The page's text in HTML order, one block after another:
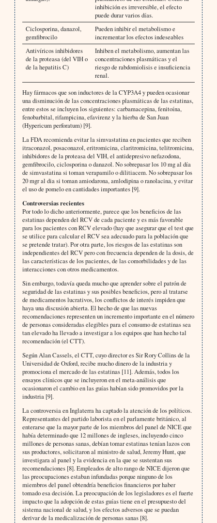
inhibición es irreversible, el efecto
puede durar varios días.
Ciclosporina, danazol,
gemfibrocilo
Pueden inhibir el metabolismo e
incrementar los efectos indeseables
Antivíricos inhibidores
de la proteasa (del VIH o
de la hepatitis C)
Inhiben el metabolismo, aumentan las
concentraciones plasmáticas y el
riesgo de rabdomiolisis e insuficiencia
renal.
Hay fármacos que son inductores de la CYP3A4 y pueden ocasionar
una disminución de las concentraciones plasmáticas de las estatinas,
entre estos se incluyen los siguientes: carbamacepina, fenitoína,
fenobarbital, rifampicina, efavirenz y la hierba de San Juan
(Hypericum perforatum) [9].
La FDA recomienda evitar la simvastatina en pacientes que reciben
itraconazol, posaconazol, eritromicina, claritromicina, telitromicina,
inhibidores de la proteasa del VIH, el antidepresivo nefazodona,
gemfibrocilo, ciclosporina o danazol. No sobrepasar los 10 mg al día
de simvastatina si toman verapamilo o dilitiacem. No sobrepasar los
20 mgr al dia si toman amiodarona, amlodipina o ranolacina, y evitar
el uso de pomelo en cantidades importantes [9].
Controversias recientes
Por todo lo dicho anteriormente, parece que los beneficios de las
estatinas dependen del RCV de cada paciente y es más favorable
para los pacientes con RCV elevado (hay que asegurar que el test que
se utilice para calcular el RCV sea adecuado para la población que
se pretende tratar). Por otra parte, los riesgos de las estatinas son
independientes del RCV pero con frecuencia dependen de la dosis, de
las características de los pacientes, de las comorbilidades y de las
interacciones con otros medicamentos.
Sin embargo, todavía queda mucho que aprender sobre el patrón de
seguridad de las estatinas y sus posibles beneficios, pero al tratarse
de medicamentos lucrativos, los conflictos de interés impiden que
haya una discusión abierta. El hecho de que las nuevas
recomendaciones representen un incremento importante en el número
de personas consideradas elegibles para el consumo de estatinas sea
tan elevado ha llevado a investigar a los equipos que han hecho tal
recomendación (el CTT).
Según Alan Cassels, el CTT, cuyo director es Sir Rory Collins de la
Universidad de Oxford, recibe mucho dinero de la industria y
promociona el mercado de las estatinas [11]. Además, todos los
ensayos clínicos que se incluyeron en el meta-análisis que
ocasionaron el cambio en las guías habían sido promovidos por la
industria [9].
La controversia en Inglaterra ha captado la atención de los políticos.
Representantes del partido laborista en el parlamente británico, al
enterarse que la mayor parte de los miembros del panel de NICE que
había determinado que 12 millones de ingleses, incluyendo cinco
millones de personas sanas, debían tomar estatinas tenían lazos con
sus productores, solicitaron al ministro de salud, Jeremy Hunt, que
investigara al panel y la evidencia en la que se sustentan sus
recomendaciones [8]. Empleados de alto rango de NICE dijeron que
las preocupaciones estaban infundadas porque ninguno de los
miembros del panel obtendría beneficios financieros por haber
tomado esa decisión. La preocupación de los legisladores es el fuerte
impacto que la adopción de estas guías tiene en el presupuesto del
sistema nacional de salud, y los efectos adversos que se puedan
derivar de la medicalización de personas sanas [8].